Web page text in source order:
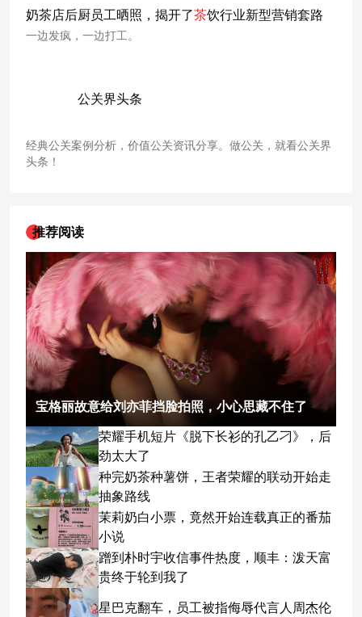
奶茶店后厨员工晒照，揭开了茶饮行业新型营销套路
一边发疯，一边打工。
公关界头条
经典公关案例分析，价值公关资讯分享。做公关，就看公关界
头条！
推荐阅读
宝格丽故意给刘亦菲挡脸拍照，小心思藏不住了
荣耀手机短片《脱下长衫的孔乙刁》，后
劲太大了
种完奶茶种薯饼，王者荣耀的联动开始走
抽象路线
茉莉奶白小票，竟然开始连载真正的番茄
小说
蹭到朴时宇收信事件热度，顺丰：泼天富
贵终于轮到我了
星巴克翻车，员工被指侮辱代言人周杰伦